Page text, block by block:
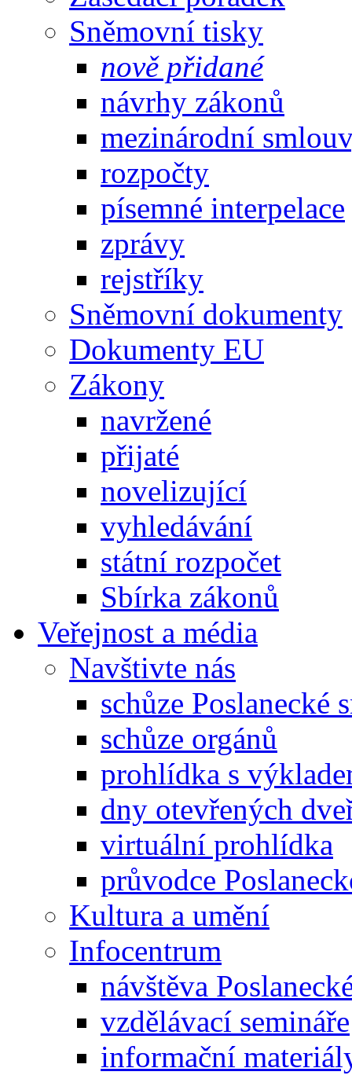
Sněmovní tisky
nově přidané
návrhy zákonů
mezinárodní
rozpočty
písemné interpelace
zprávy
rejstříky
Sněmovní dokumenty
Dokumenty EU
Zákony
navržené
přijaté
novelizující
vyhledávání
státní rozpočet
Sbírka zákonů
Veřejnost a média
Navštivte nás
schůze Poslanecké
schůze orgánů
prohlídka s
dny otevřených
virtuální prohlídka
průvodce
Kultura a umění
Infocentrum
návštěva
vzdělávací semináře
informační